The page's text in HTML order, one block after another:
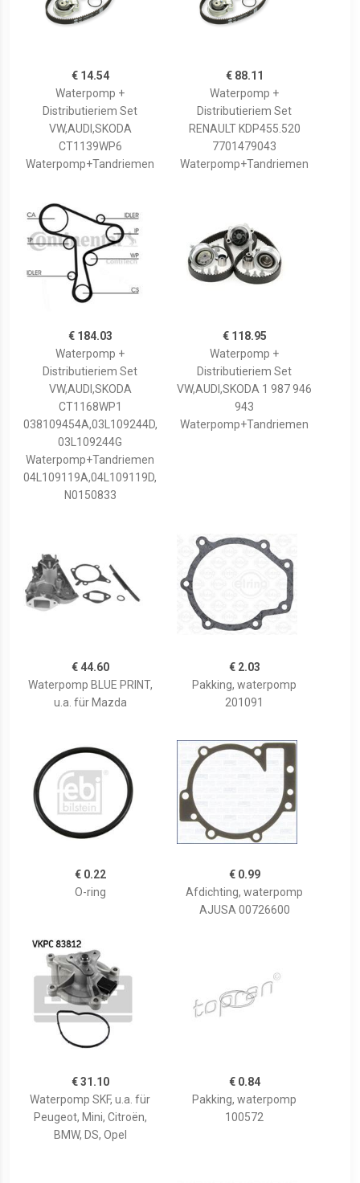
€ 14.54
Waterpomp +
Distributieriem Set
VW,AUDI,SKODA
CT1139WP6
Waterpomp+Tandriemen
€ 88.11
Waterpomp +
Distributieriem Set
RENAULT KDP455.520
7701479043
Waterpomp+Tandriemen
€ 184.03
Waterpomp +
Distributieriem Set
VW,AUDI,SKODA
CT1168WP1
038109454A,03L109244D,
03L109244G
Waterpomp+Tandriemen
04L109119A,04L109119D,
N0150833
€ 118.95
Waterpomp +
Distributieriem Set
VW,AUDI,SKODA 1 987 946
943
Waterpomp+Tandriemen
€ 44.60
Waterpomp BLUE PRINT,
u.a. für Mazda
€ 2.03
Pakking, waterpomp
201091
€ 0.22
O-ring
€ 0.99
Afdichting, waterpomp
AJUSA 00726600
€ 31.10
Waterpomp SKF, u.a. für
Peugeot, Mini, Citroën,
BMW, DS, Opel
€ 0.84
Pakking, waterpomp
100572